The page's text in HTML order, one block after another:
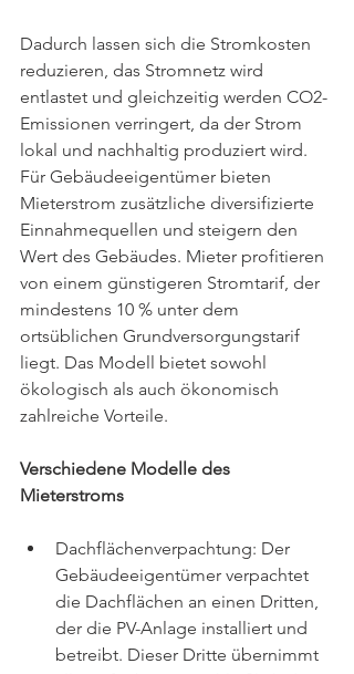
Dadurch lassen sich die Stromkosten
reduzieren, das Stromnetz wird
entlastet und gleichzeitig werden CO2-
Emissionen verringert, da der Strom
lokal und nachhaltig produziert wird.
Für Gebäudeeigentümer bieten
Mieterstrom zusätzliche diversifizierte
Einnahmequellen und steigern den
Wert des Gebäudes. Mieter profitieren
von einem günstigeren Stromtarif, der
mindestens 10 % unter dem
ortsüblichen Grundversorgungstarif
liegt. Das Modell bietet sowohl
ökologisch als auch ökonomisch
zahlreiche Vorteile.
Verschiedene Modelle des
Mieterstroms
Dachflächenverpachtung: Der
Gebäudeeigentümer verpachtet
die Dachflächen an einen Dritten,
der die PV-Anlage installiert und
betreibt. Dieser Dritte übernimmt